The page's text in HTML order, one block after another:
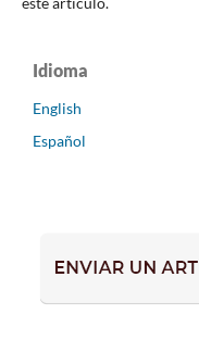
Idioma
English
Español